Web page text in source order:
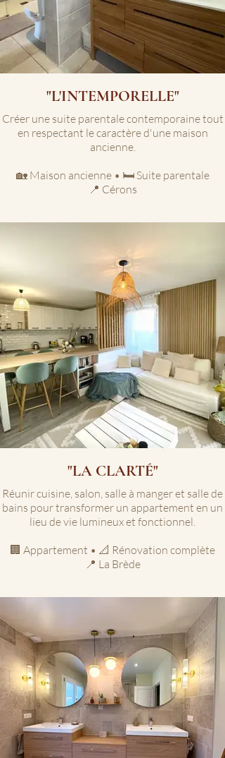
"L'INTEMPORELLE"
Créer une suite parentale contemporaine tout
en respectant le caractère d'une maison
ancienne.
🏡 Maison ancienne • 🛏️ Suite parentale
📍 Cérons
"LA CLARTÉ"
Réunir cuisine, salon, salle à manger et salle de
bains pour transformer un appartement en un
lieu de vie lumineux et fonctionnel.
🏢 Appartement • 📐 Rénovation complète
📍 La Brède